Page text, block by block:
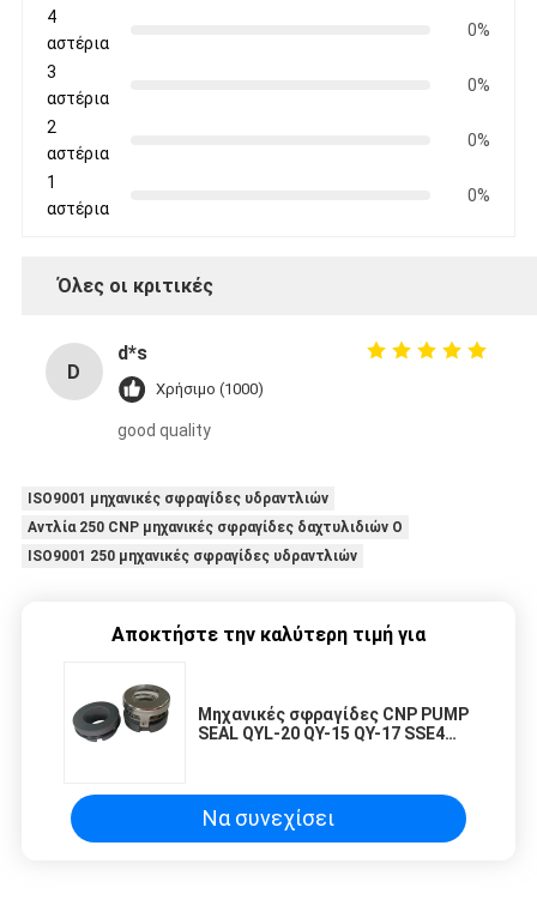
4
αστέρια
0%
3
αστέρια
0%
2
αστέρια
0%
1
αστέρια
0%
Όλες οι κριτικές
D
d*s
Χρήσιμο (1000)
good quality
ISO9001 μηχανικές σφραγίδες υδραντλιών
Αντλία 250 CNP μηχανικές σφραγίδες δαχτυλιδιών Ο
ISO9001 250 μηχανικές σφραγίδες υδραντλιών
Αποκτήστε την καλύτερη τιμή για
Μηχανικές σφραγίδες CNP PUMP
SEAL QYL-20 QY-15 QY-17 SSE4
Να συνεχίσει